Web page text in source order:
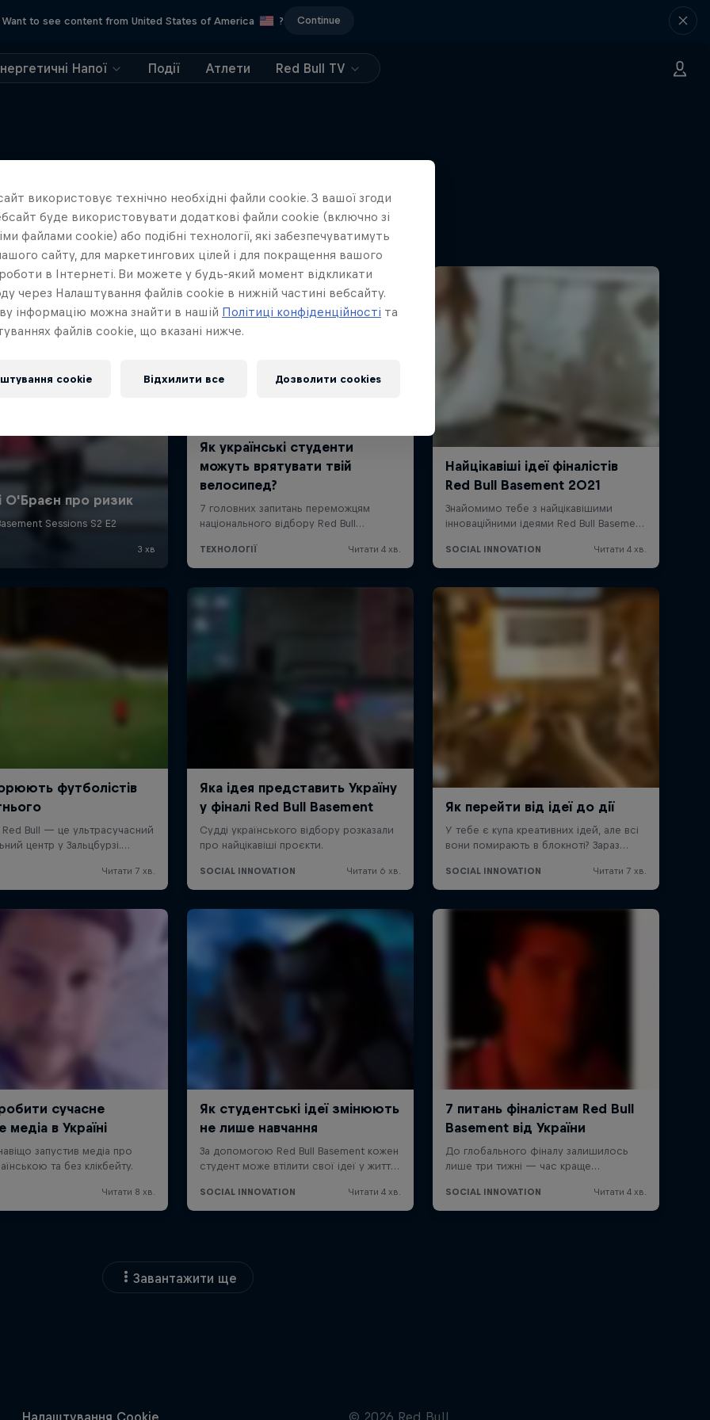
Want to see content from United States of America ? Continue
Напої Події Атлети Red Bull TV
Ще більше такого ж
Завантажити ще
використовує технічно необхідні файли cookie. З вашої згоди
буде використовувати додаткові файли cookie (включно зі
файлами cookie) або подібні технології, які забезпечуватимуть
сайту, для маркетингових цілей і для покращення вашого
в Інтернеті. Ви можете у будь-який момент відкликати
через Налаштування файлів cookie в нижній частині вебсайту.
інформацію можна знайти в нашій Політиці конфіденційності та
файлів cookie, що вказані нижче.
cookie Відхилити все Дозволити cookies